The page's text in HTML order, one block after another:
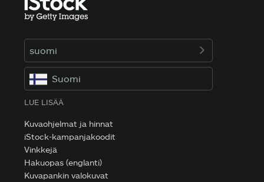
suomi
Suomi
LUE LISÄÄ
Kuvaohjelmat ja hinnat
iStock-kampanjakoodit
Vinkkejä
Hakuopas (englanti)
Kuvapankin valokuvat